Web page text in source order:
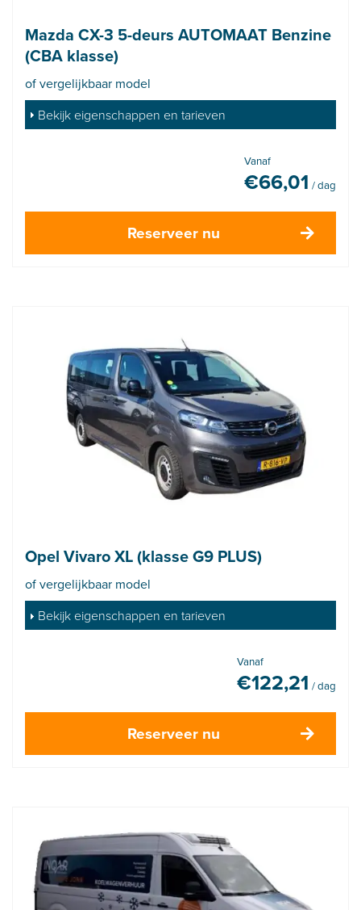
Mazda CX-3 5-deurs AUTOMAAT Benzine
(CBA klasse)
of vergelijkbaar model
Bekijk eigenschappen en tarieven
Vanaf
€66,01 / dag
Reserveer nu
Opel Vivaro XL (klasse G9 PLUS)
of vergelijkbaar model
Bekijk eigenschappen en tarieven
Vanaf
€122,21 / dag
Reserveer nu